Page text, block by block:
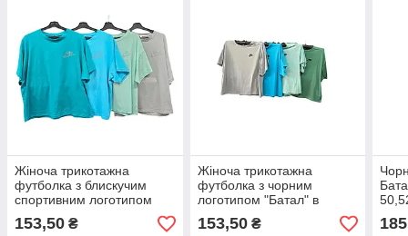
Жіноча трикотажна
футболка з блискучим
спортивним логотипом
"Батал" в пакованні один
колір Розмір: 54-62
153,50 ₴
Жіноча трикотажна
футболка з чорним
логотипом "Батал" в
пакованні один колір
Розмір: 54-62 (36080-2)
153,50₴ 185